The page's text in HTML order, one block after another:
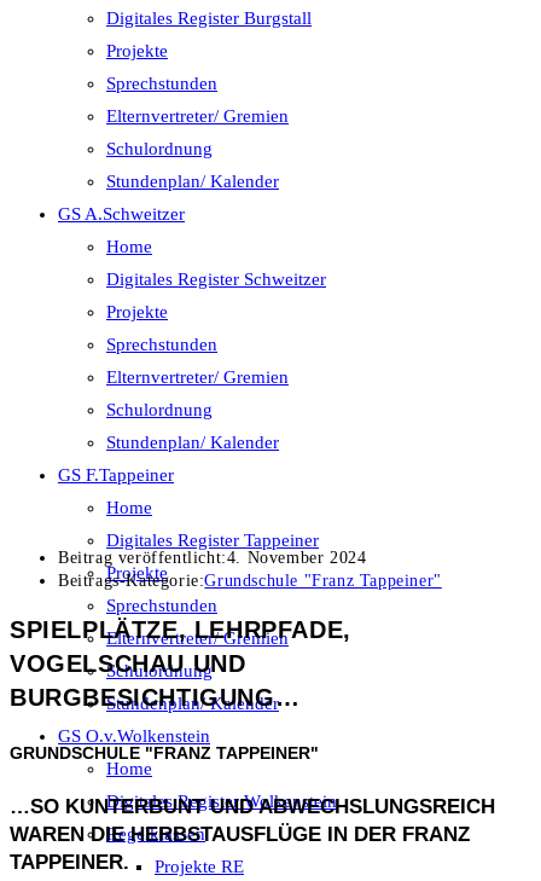
Digitales Register Burgstall
Projekte
Sprechstunden
Elternvertreter/ Gremien
Schulordnung
Stundenplan/ Kalender
GS A.Schweitzer
Home
Digitales Register Schweitzer
Projekte
Sprechstunden
Elternvertreter/ Gremien
Schulordnung
Stundenplan/ Kalender
GS F.Tappeiner
Home
Digitales Register Tappeiner
Projekte
Sprechstunden
Elternvertreter/ Gremien
Schulordnung
Stundenplan/ Kalender
GS O.v.Wolkenstein
Home
Digitales Register Wolkenstein
Regelklassen
Projekte RE
Beitrag veröffentlicht:4. November 2024
Beitrags-Kategorie:Grundschule "Franz Tappeiner"
SPIELPLÄTZE, LEHRPFADE,
VOGELSCHAU UND
BURGBESICHTIGUNG…
GRUNDSCHULE "FRANZ TAPPEINER"
…SO KUNTERBUNT UND ABWECHSLUNGSREICH
WAREN DIE HERBSTAUSFLÜGE IN DER FRANZ
TAPPEINER.